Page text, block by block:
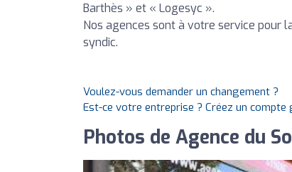
Barthès » et « Logesyc ».
Nos agences sont à votre service pour
syndic.
Voulez-vous demander un changement ?
Est-ce votre entreprise ? Créez un
Photos de Agence du